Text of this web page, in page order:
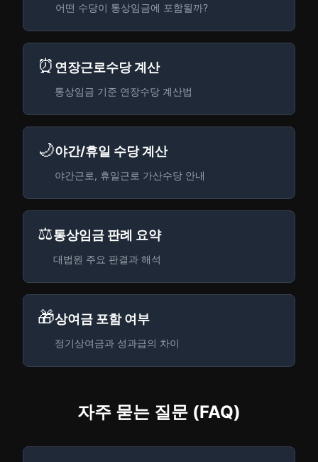
어떤 수당이 통상임금에 포함될까?
⏰ 연장근로수당 계산
통상임금 기준 연장수당 계산법
🌙야간/휴일 수당 계산
야간근로, 휴일근로 가산수당 안내
⚖️통상임금 판례 요약
대법원 주요 판결과 해석
🎁상여금 포함 여부
정기상여금과 성과급의 차이
자주 묻는 질문 (FAQ)